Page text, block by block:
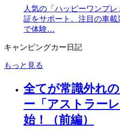
人気の「ハッピーワンプ
証をサポート。注目の車載
で体験…
キャンピングカー日記
もっと見る
全てが常識外れ
ー「アストラー
始！（前編）